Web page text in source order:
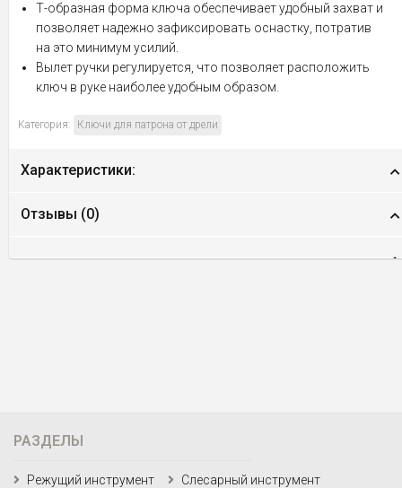
Т-образная форма ключа обеспечивает удобный захват и
позволяет надежно зафиксировать оснастку, потратив
на это минимум усилий.
Вылет ручки регулируется, что позволяет расположить
ключ в руке наиболее удобным образом.
Категория: Ключи для патрона от дрели
Характеристики:
Отзывы (0)
РАЗДЕЛЫ
Режущий инструмент
Слесарный инструмент